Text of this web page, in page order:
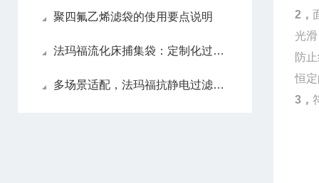
聚四氟乙烯滤袋的使用要点说明
法玛福流化床捕集袋：定制化过滤技术的创新实践
多场景适配，法玛福抗静电过滤袋守护生产安全
2，
光
防
恒
3，